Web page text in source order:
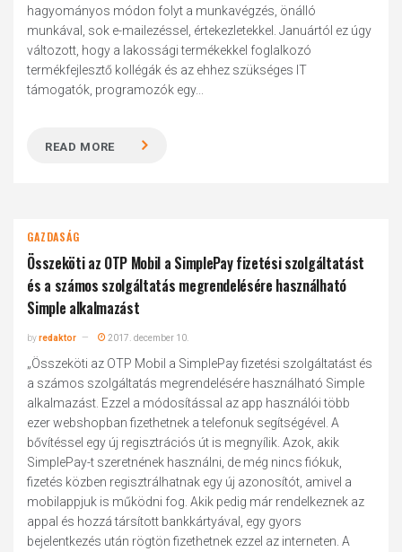
hagyományos módon folyt a munkavégzés, önálló
munkával, sok e-mailezéssel, értekezletekkel. Januártól ez úgy
változott, hogy a lakossági termékekkel foglalkozó
termékfejlesztő kollégák és az ehhez szükséges IT
támogatók, programozók egy...
READ MORE
GAZDASÁG
Összeköti az OTP Mobil a SimplePay fizetési szolgáltatást
és a számos szolgáltatás megrendelésére használható
Simple alkalmazást
byredaktor 2017. december 10.
„Összeköti az OTP Mobil a SimplePay fizetési szolgáltatást és
a számos szolgáltatás megrendelésére használható Simple
alkalmazást. Ezzel a módosítással az app használói több
ezer webshopban fizethetnek a telefonuk segítségével. A
bővítéssel egy új regisztrációs út is megnyílik. Azok, akik
SimplePay-t szeretnének használni, de még nincs fiókuk,
fizetés közben regisztrálhatnak egy új azonosítót, amivel a
mobilappjuk is működni fog. Akik pedig már rendelkeznek az
appal és hozzá társított bankkártyával, egy gyors
bejelentkezés után rögtön fizethetnek ezzel az interneten. A